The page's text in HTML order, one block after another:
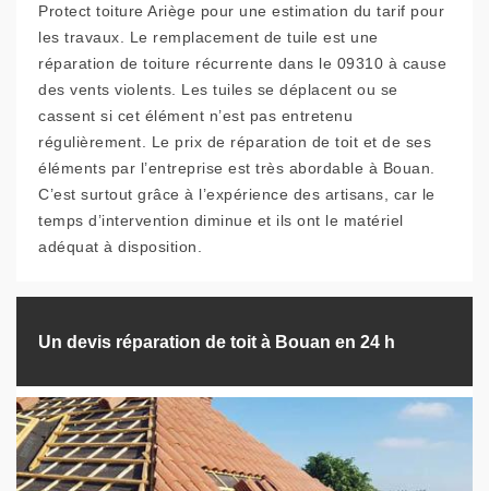
Protect toiture Ariège pour une estimation du tarif pour
les travaux. Le remplacement de tuile est une
réparation de toiture récurrente dans le 09310 à cause
des vents violents. Les tuiles se déplacent ou se
cassent si cet élément n’est pas entretenu
régulièrement. Le prix de réparation de toit et de ses
éléments par l’entreprise est très abordable à Bouan.
C’est surtout grâce à l’expérience des artisans, car le
temps d’intervention diminue et ils ont le matériel
adéquat à disposition.
Un devis réparation de toit à Bouan en 24 h